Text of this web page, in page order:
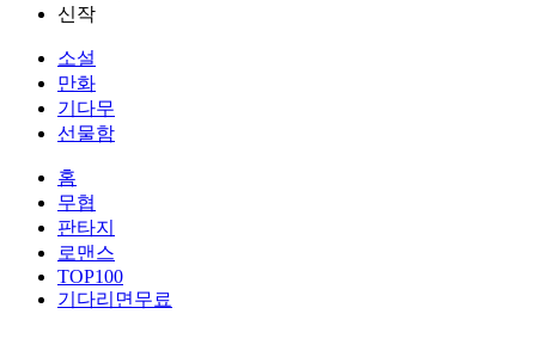
신작
소설
만화
기다무
선물함
홈
무협
판타지
로맨스
TOP100
기다리면무료